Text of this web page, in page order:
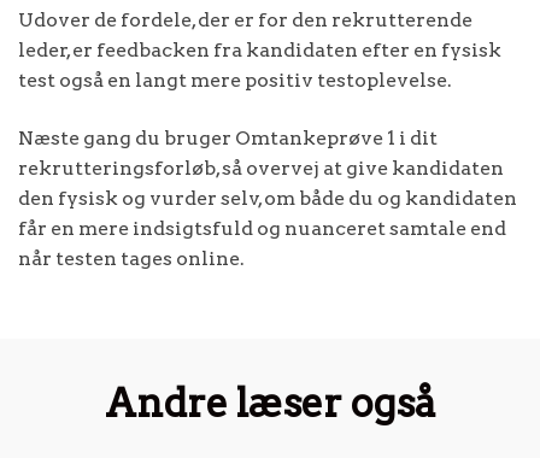
Udover de fordele, der er for den rekrutterende
leder, er feedbacken fra kandidaten efter en fysisk
test også en langt mere positiv testoplevelse.
Næste gang du bruger Omtankeprøve 1 i dit
rekrutteringsforløb, så overvej at give kandidaten
den fysisk og vurder selv, om både du og kandidaten
får en mere indsigtsfuld og nuanceret samtale end
når testen tages online.
Andre læser også